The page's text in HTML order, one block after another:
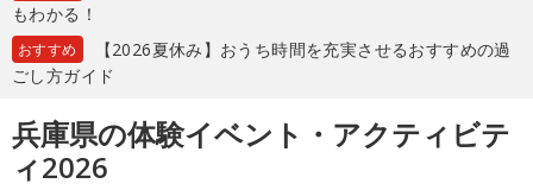
もわかる！
おすすめ
【2026夏休み】おうち時間を充実させるおすすめの過
ごし方ガイド
兵庫県の体験イベント・アクティビテ
ィ2026